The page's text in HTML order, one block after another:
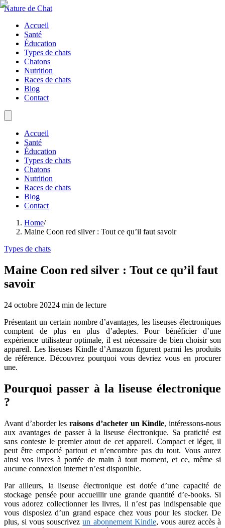
Nature de Chat
Accueil
Santé
Éducation
Types de chats
Chatons
Nutrition
Races de chats
Blog
Contact
Accueil
Santé
Éducation
Types de chats
Chatons
Nutrition
Races de chats
Blog
Contact
Home/
Maine Coon red silver : Tout ce qu’il faut savoir
Types de chats
Maine Coon red silver : Tout ce qu’il faut
savoir
24 octobre 20224 min de lecture
Présentant un certain nombre d’avantages, les liseuses électroniques
comptent de plus en plus d’adeptes. Pour bénéficier d’une
expérience utilisateur optimale, il est nécessaire de bien choisir son
appareil. Les liseuses Kindle d’Amazon figurent parmi les produits
de référence. Découvrez pourquoi vous devriez vous en procurer
une.
Pourquoi passer à la liseuse électronique
?
Avant d’aborder lesraisons d’acheter un Kindle, intéressons-nous
aux avantages de passer à la liseuse électronique. Sa praticité est
sans conteste le premier atout de cet appareil. Compact et léger, il
peut être emporté partout et n’encombre pas du tout. Vous aurez
ainsi vos livres à portée de main à tout moment, et ce, même si
aucune connexion internet n’est disponible.
Par ailleurs, la liseuse électronique est dotée d’une capacité de
stockage pensée pour accueillir une grande quantité d’e-books. Si
vous adorez collectionner les livres, il n’est pas indispensable que
vous disposiez d’un grand espace chez vous pour les stocker. De
plus, si vous souscrivezun abonnement Kindle, vous aurez accès à